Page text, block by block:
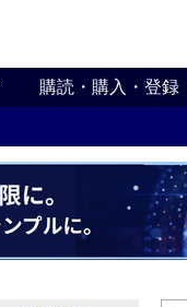
購読・購入・登録